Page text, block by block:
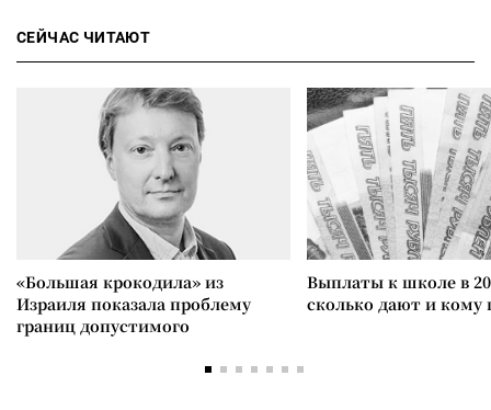
СЕЙЧАС ЧИТАЮТ
«Большая крокодила» из
Израиля показала проблему
границ допустимого
Выплаты к школе в
сколько дают и